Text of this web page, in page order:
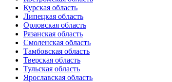
Курская область
Липецкая область
Орловская область
Рязанская область
Смоленская область
Тамбовская область
Тверская область
Тульская область
Ярославская область